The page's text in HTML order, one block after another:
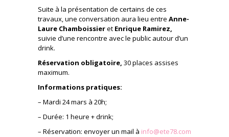
Suite à la présentation de certains de ces
travaux, une conversation aura lieu entre Anne-
Laure Chamboissieret Enrique Ramirez,
suivie d’une rencontre avec le public autour d’un
drink.
Réservation obligatoire, 30 places assises
maximum.
Informations pratiques:
– Mardi 24 mars à 20h;
– Durée: 1 heure + drink;
– Réservation: envoyer un mail à info@ete78.com